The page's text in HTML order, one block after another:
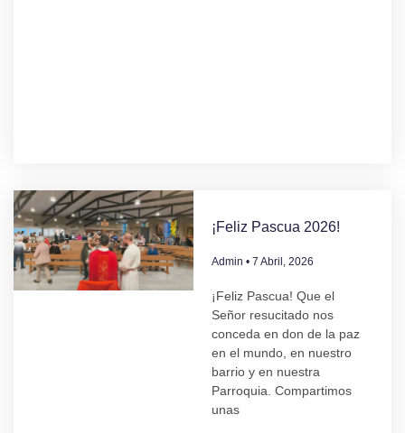
¡Feliz Pascua 2026!
Admin 7 Abril, 2026
¡Feliz Pascua! Que el
Señor resucitado nos
conceda en don de la paz
en el mundo, en nuestro
barrio y en nuestra
Parroquia. Compartimos
unas